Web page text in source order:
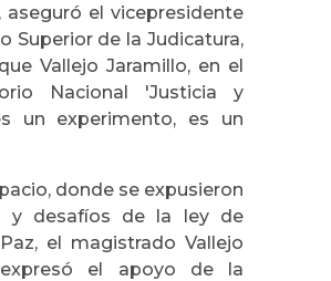
aseguró el vicepresidente
Superior de la Judicatura,
Vallejo Jaramillo, en el
Nacional 'Justicia y
un experimento, es un
donde se expusieron
y desafíos de la ley de
el magistrado Vallejo
el apoyo de la